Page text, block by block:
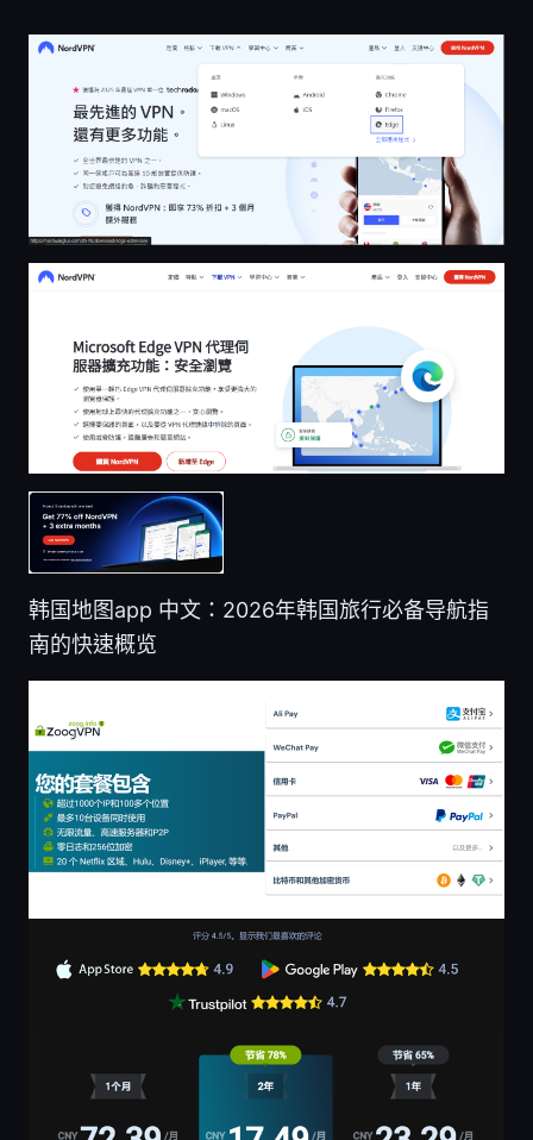
韩国地图app 中文：2026年韩国旅行必备导航指
南的快速概览